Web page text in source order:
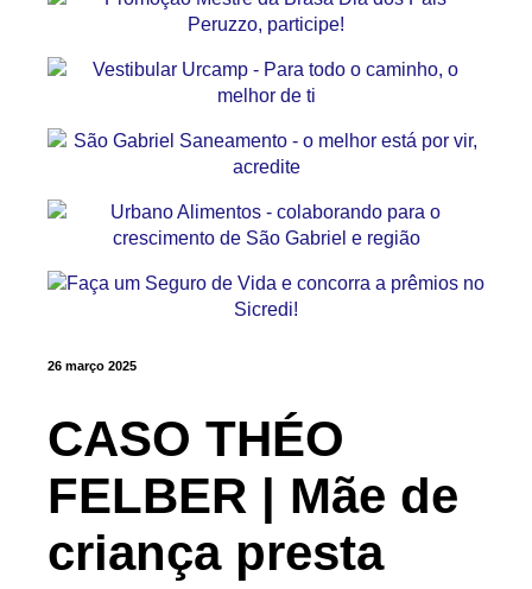
26 março 2025
CASO THÉO
FELBER | Mãe de
criança presta